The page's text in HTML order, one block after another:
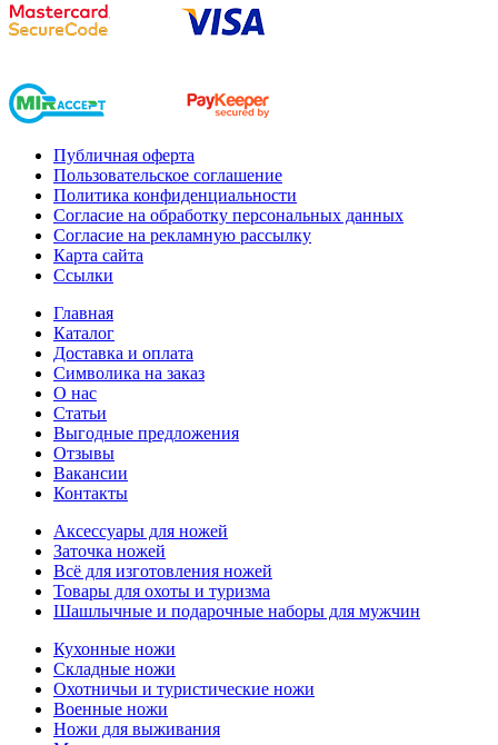
Публичная оферта
Пользовательское соглашение
Политика конфиденциальности
Согласие на обработку персональных данных
Согласие на рекламную рассылку
Карта сайта
Ссылки
Главная
Каталог
Доставка и оплата
Символика на заказ
О нас
Статьи
Выгодные предложения
Отзывы
Вакансии
Контакты
Аксессуары для ножей
Заточка ножей
Всё для изготовления ножей
Товары для охоты и туризма
Шашлычные и подарочные наборы для мужчин
Кухонные ножи
Складные ножи
Охотничьи и туристические ножи
Военные ножи
Ножи для выживания